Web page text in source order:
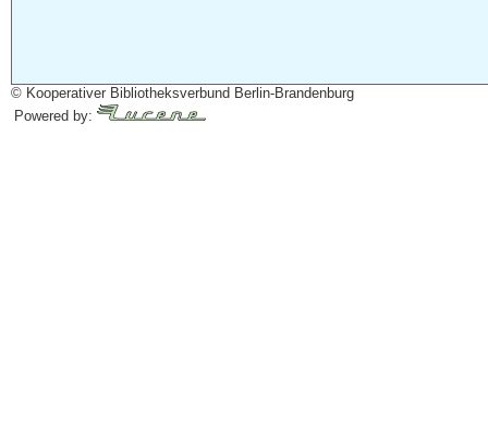
© Kooperativer Bibliotheksverbund Berlin-Brandenburg
Powered by: